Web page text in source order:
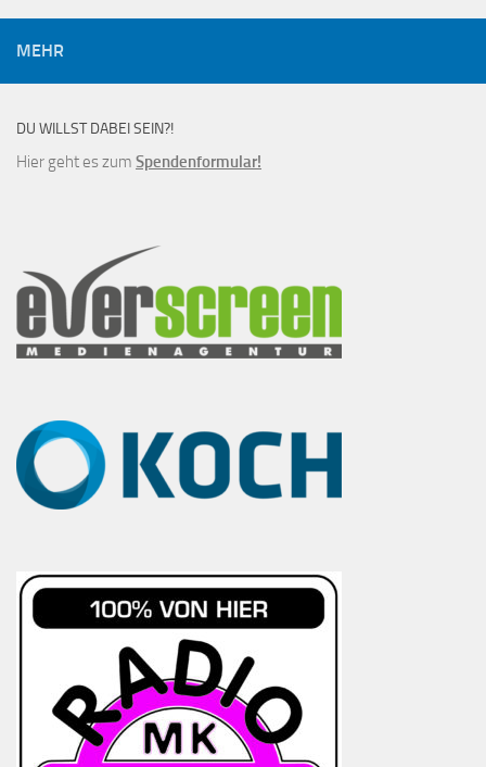
MEHR
DU WILLST DABEI SEIN?!
Hier geht es zum Spendenformular!